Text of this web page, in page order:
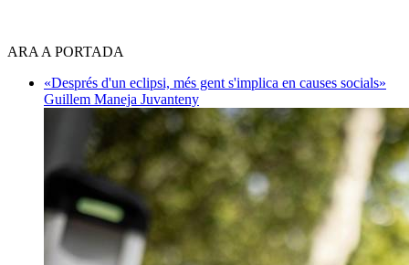
ARA A PORTADA
«Després d'un eclipsi, més gent s'implica en causes socials»
Guillem Maneja Juvanteny